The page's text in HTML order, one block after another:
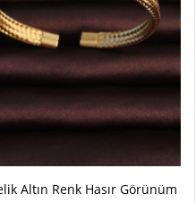
Altın Renk Hasır Görünüm